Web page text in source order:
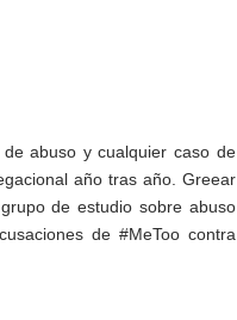
abuso y cualquier caso de
año tras año. Greear
de estudio sobre abuso
de #MeToo contra